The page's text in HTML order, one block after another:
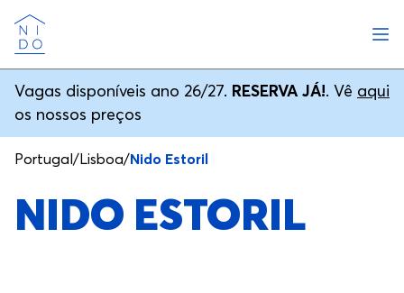
Nido
Vagas disponíveis ano 26/27. RESERVA JÁ!. Vê aqui
os nossos preços
Portugal/Lisboa/Nido Estoril
NIDO ESTORIL